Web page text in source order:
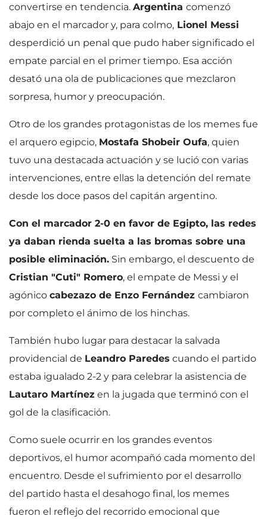
convertirse en tendencia. Argentina comenzó
abajo en el marcador y, para colmo, Lionel Messi
desperdició un penal que pudo haber significado el
empate parcial en el primer tiempo. Esa acción
desató una ola de publicaciones que mezclaron
sorpresa, humor y preocupación.
Otro de los grandes protagonistas de los memes fue
el arquero egipcio, Mostafa Shobeir Oufa, quien
tuvo una destacada actuación y se lució con varias
intervenciones, entre ellas la detención del remate
desde los doce pasos del capitán argentino.
Con el marcador 2-0 en favor de Egipto, las redes
ya daban rienda suelta a las bromas sobre una
posible eliminación. Sin embargo, el descuento de
Cristian "Cuti" Romero, el empate de Messi y el
agónico cabezazo de Enzo Fernández cambiaron
por completo el ánimo de los hinchas.
También hubo lugar para destacar la salvada
providencial de Leandro Paredes cuando el partido
estaba igualado 2-2 y para celebrar la asistencia de
Lautaro Martínez en la jugada que terminó con el
gol de la clasificación.
Como suele ocurrir en los grandes eventos
deportivos, el humor acompañó cada momento del
encuentro. Desde el sufrimiento por el desarrollo
del partido hasta el desahogo final, los memes
fueron el reflejo del recorrido emocional que